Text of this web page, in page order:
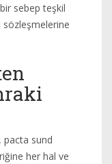
sebep teşkil
pacta sund
her hal ve